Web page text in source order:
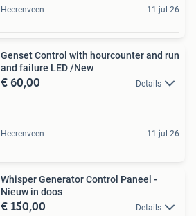
Heerenveen 11 jul 26
Genset Control with hourcounter and run
and failure LED /New
€ 60,00 Details
Heerenveen 11 jul 26
Whisper Generator Control Paneel -
Nieuw in doos
€ 150,00 Details